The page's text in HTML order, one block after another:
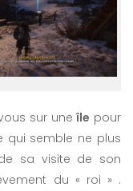
sur une île pour
qui semble ne plus
sa visite de son
du « roi » .